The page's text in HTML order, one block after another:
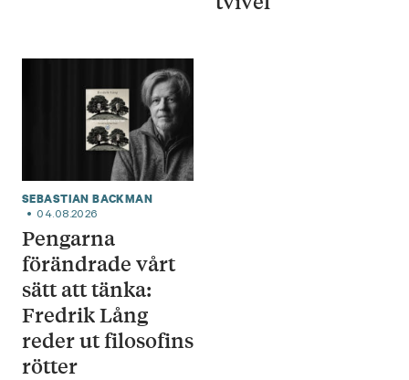
SEBASTIAN BACKMAN
04.08.2026
Pengarna
förändrade vårt
sätt att tänka:
Fredrik Lång
reder ut filosofins
rötter